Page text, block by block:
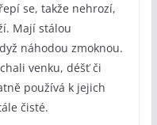
se, takže nehrozí,
Mají stálou
náhodou zmoknou.
venku, déšť či
používá k jejich
čisté.